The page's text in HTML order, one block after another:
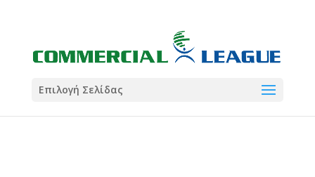
Coral
Σωματείο ΣΟΛ
Coral
5
Επιλογή Σελίδας